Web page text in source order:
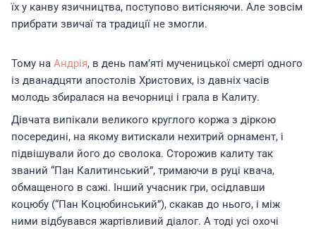
їх у канву язичництва, поступово витісняючи. Але зовсім
прибрати звичаї та традиції не змогли.
Тому на Андрія, в день пам’яті мученицької смерті одного
із дванадцяти апостолів Христових, із давніх часів
молодь збиралася на вечорниці і грала в Калиту.
Дівчата випікали великого круглого коржа з діркою
посередині, на якому витискали нехитрий орнамент, і
підвішували його до сволока. Сторожив калиту так
званий “Пан Калитинський”, тримаючи в руці квача,
обмащеного в сажі. Інший учасник гри, осідлавши
коцюбу (“Пан Коцюбинський”), скакав до нього, і між
ними відбувався жартівливий діалог. А тоді усі охочі